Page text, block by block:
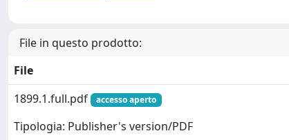
File in questo prodotto:
File
1899.1.full.pdf
accesso aperto
Tipologia: Publisher's version/PDF